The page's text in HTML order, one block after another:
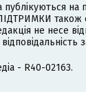
на
не несе
- R40-02163.